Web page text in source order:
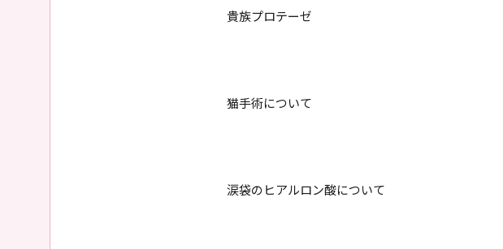
貴族プロテーゼ
猫手術について
涙袋のヒアルロン酸について